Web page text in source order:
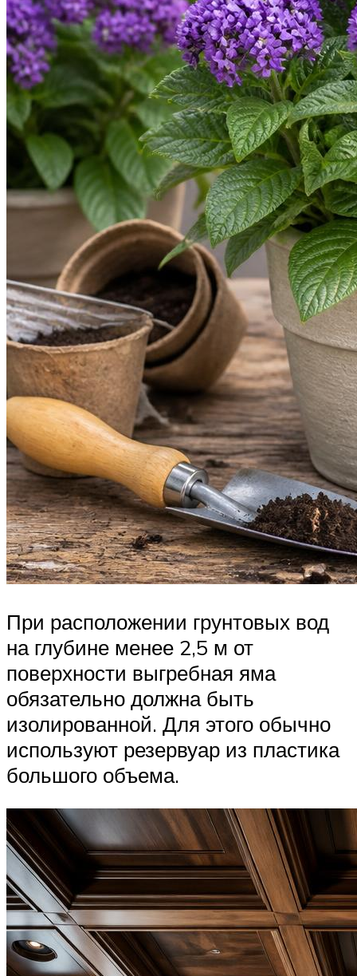
При расположении грунтовых вод
на глубине менее 2,5 м от
поверхности выгребная яма
обязательно должна быть
изолированной. Для этого обычно
используют резервуар из пластика
большого объема.